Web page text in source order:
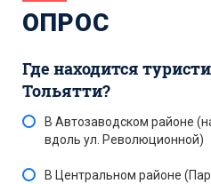
ОПРОС
Где находится
Тольятти?
В Автозаводском районе
вдоль ул. Революционной)
В Центральном районе